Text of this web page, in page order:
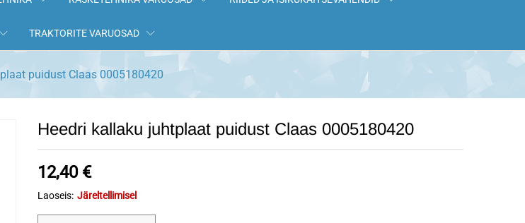
TRAKTORITE VARUOSAD
puidust Claas 0005180420
Heedri kallaku juhtplaat puidust Claas 0005180420
12,40 €
Laoseis: Järeltellimisel